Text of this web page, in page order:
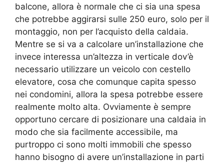
balcone, allora è normale che ci sia una spesa
che potrebbe aggirarsi sulle 250 euro, solo per il
montaggio, non per l’acquisto della caldaia.
Mentre se si va a calcolare un’installazione che
invece interessa un’altezza in verticale dov’è
necessario utilizzare un veicolo con cestello
elevatore, cosa che comunque capita spesso
nei condomini, allora la spesa potrebbe essere
realmente molto alta. Ovviamente è sempre
opportuno cercare di posizionare una caldaia in
modo che sia facilmente accessibile, ma
purtroppo ci sono molti immobili che spesso
hanno bisogno di avere un’installazione in parti